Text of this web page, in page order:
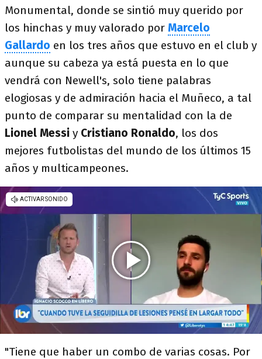
Monumental, donde se sintió muy querido por
los hinchas y muy valorado por Marcelo
Gallardo en los tres años que estuvo en el club y
aunque su cabeza ya está puesta en lo que
vendrá con Newell's, solo tiene palabras
elogiosas y de admiración hacia el Muñeco, a tal
punto de comparar su mentalidad con la de
Lionel Messi y Cristiano Ronaldo, los dos
mejores futbolistas del mundo de los últimos 15
años y multicampeones.
"Tiene que haber un combo de varias cosas. Por